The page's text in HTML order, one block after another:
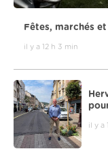
Fêtes, marchés
il y a 12 h 3 min
il y a